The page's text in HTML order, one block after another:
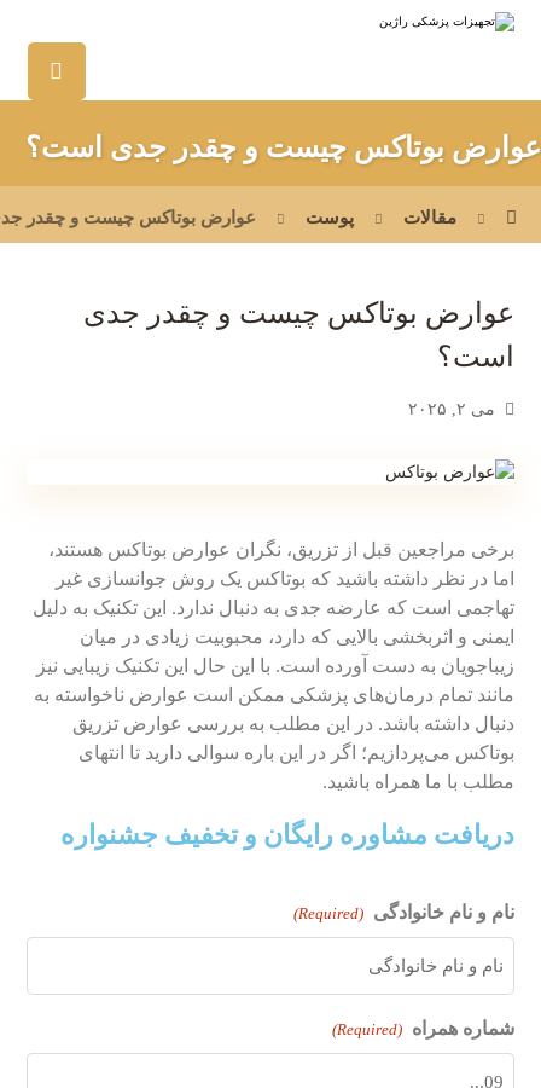
عوارض بوتاکس چیست و چقدر جدی است؟
مقالات پوست عوارض بوتاکس چیست و چقدر
عوارض بوتاکس چیست و چقدر جدی
است؟
می ۲, ۲۰۲۵
برخی مراجعین قبل از تزریق، نگران عوارض بوتاکس هستند،
اما در نظر داشته باشید که بوتاکس یک روش جوانسازی غیر
تهاجمی است که عارضه جدی به دنبال ندارد. این تکنیک به دلیل
ایمنی و اثربخشی بالایی که دارد، محبوبیت زیادی در میان
زیباجویان به دست آورده است. با این حال این تکنیک زیبایی نیز
مانند تمام درمان‌های پزشکی ممکن است عوارض ناخواسته به
دنبال داشته باشد. در این مطلب به بررسی عوارض تزریق
بوتاکس می‌پردازیم؛ اگر در این باره سوالی دارید تا انتهای
مطلب با ما همراه باشید.
دریافت مشاوره رایگان و تخفیف جشنواره
نام و نام خانوادگی (Required)
شماره همراه (Required)